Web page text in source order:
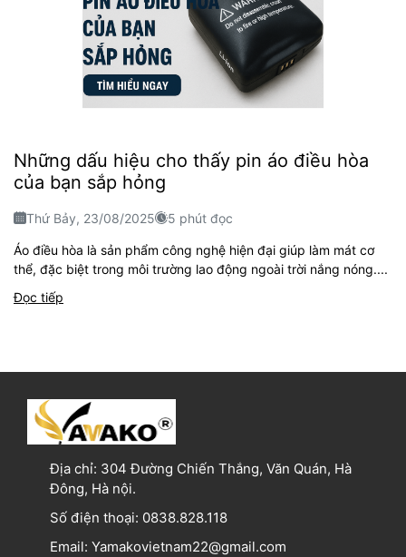
Những dấu hiệu cho thấy pin áo điều hòa
của bạn sắp hỏng
Thứ Bảy, 23/08/2025 5 phút đọc
Áo điều hòa là sản phẩm công nghệ hiện đại giúp làm mát cơ
thể, đặc biệt trong môi trường lao động ngoài trời nắng nóng....
Đọc tiếp
Địa chỉ: 304 Đường Chiến Thắng, Văn Quán, Hà
Đông, Hà nội.
Số điện thoại: 0838.828.118
Email: Yamakovietnam22@gmail.com